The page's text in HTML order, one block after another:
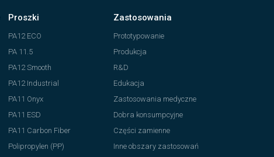
Proszki
PA12 ECO
PA 11.5
PA12 Smooth
PA12 Industrial
PA11 Onyx
PA11 ESD
PA11 Carbon Fiber
Polipropylen (PP)
Zastosowania
Prototypowanie
Produkcja
R&D
Edukacja
Zastosowania medyczne
Dobra konsumpcyjne
Części zamienne
Inne obszary zastosowań